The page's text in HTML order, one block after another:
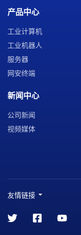
产品中心
工业计算机
工业机器人
服务器
网安终端
新闻中心
公司新闻
视频媒体
友情链接